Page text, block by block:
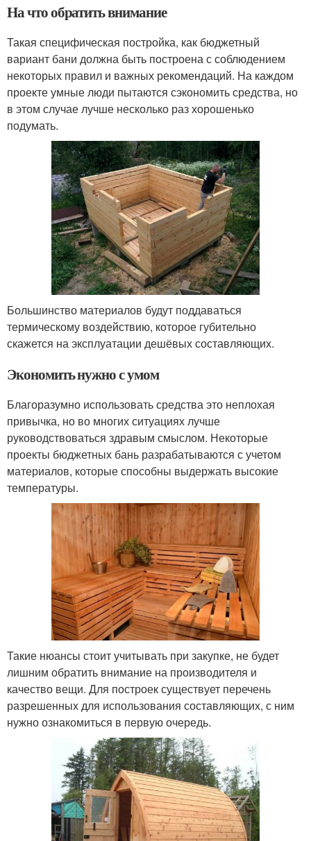
На что обратить внимание
Такая специфическая постройка, как бюджетный
вариант бани должна быть построена с соблюдением
некоторых правил и важных рекомендаций. На каждом
проекте умные люди пытаются сэкономить средства, но
в этом случае лучше несколько раз хорошенько
подумать.
Большинство материалов будут поддаваться
термическому воздействию, которое губительно
скажется на эксплуатации дешёвых составляющих.
Экономить нужно с умом
Благоразумно использовать средства это неплохая
привычка, но во многих ситуациях лучше
руководствоваться здравым смыслом. Некоторые
проекты бюджетных бань разрабатываются с учетом
материалов, которые способны выдержать высокие
температуры.
Такие нюансы стоит учитывать при закупке, не будет
лишним обратить внимание на производителя и
качество вещи. Для построек существует перечень
разрешенных для использования составляющих, с ним
нужно ознакомиться в первую очередь.